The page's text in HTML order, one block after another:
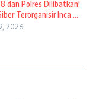
dan Polres Dilibatkan!
Terorganisir Inca ...
2026